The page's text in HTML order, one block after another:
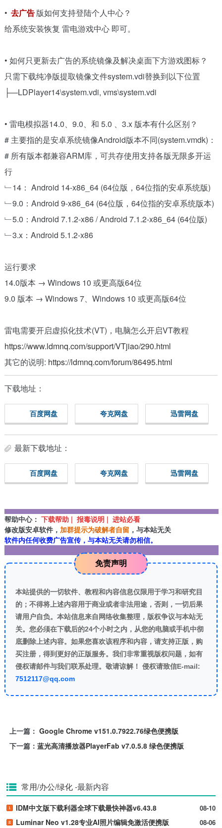
• 去广告版如何支持登陆个人中心？
给系统安装恢复 雷电游戏中心 即可。
• 如何只更新去广告的系统镜像及解决桌面下方游戏图标？
只需下载纯净版提取镜像文件system.vdi替换到以下位置
├—LDPlayer14\system.vdi, vms\system.vdi
• 雷电模拟器14.0、9.0、和 5.0 、3.x 版本有什么区别？
# 主要指的是安卓系统镜像Android版本不同(system.vmdk)：
# 所有版本都兼容ARM库，可共存使用支持各版无限多开运
行
﹂14： Android 14-x86_64 (64位版，64位指的安卓系统版)
﹂9.0：Android 9-x86_64 (64位版，64位指的安卓系统版本)
﹂5.0：Android 7.1.2-x86 / Android 7.1.2-x86_64 (64位版)
﹂3.x：Android 5.1.2-x86
运行要求
14.0版本 → Windows 10 或更高版64位
9.0 版本 → Windows 7、Windows 10 或更高版64位
雷电需要开启虚拟化技术(VT)，电脑怎么开启VT教程
https://www.ldmnq.com/support/VTjiao/290.html
其它的说明: https://ldmnq.com/forum/86495.html
下载地址：
百度网盘 夸克网盘 迅雷网盘
最新下载地址：
百度网盘 夸克网盘 迅雷网盘
帮助中心： 下载帮助 | 报毒说明 | 进站必看
修改版安卓软件， 加群提示为破解者自留 ，与本站无关
软件内任何收费广告宣传，与本站无关请勿相信。
免责声明
本站提供的一切软件、教程和内容信息仅限用于学习和研究目
的；不得将上述内容用于商业或者非法用途，否则，一切后果
请用户自负。本站信息来自网络收集整理，版权争议与本站无
关。您必须在下载后的24个小时之内，从您的电脑或手机中彻
底删除上述内容。如果您喜欢该程序和内容，请支持正版，购
买注册，得到更好的正版服务。我们非常重视版权问题，如有
侵权请邮件与我们联系处理。敬请谅解！ 侵权请致信E-mail:
7512117@qq.com
上一篇： Google Chrome v151.0.7922.76绿色便携版
下一篇： 蓝光高清播放器PlayerFab v7.0.5.8 绿色便携版
常用/办公/绿化-最新内容
08-10
IDM中文版下载利器全球下载最快神器v6.43.8
08-06
Luminar Neo v1.28专业AI照片编辑免激活便携版